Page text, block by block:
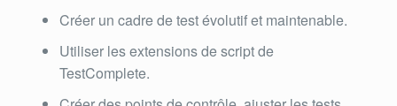
Créer un cadre de test évolutif et maintenable.
Utiliser les extensions de script de
TestComplete.